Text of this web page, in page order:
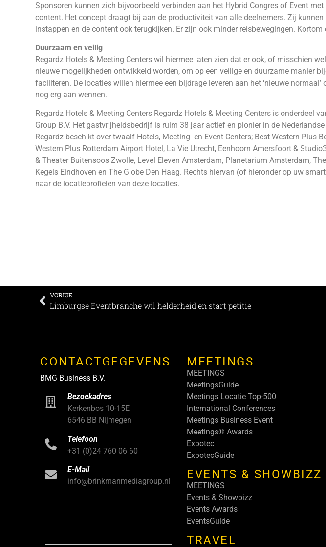
Sponsoren kunnen zich bijvoorbeeld verbinden aan het Hybrid Congres of Event
content. Het concept draagt bij aan de productiviteit van alle deelnemers. Zij
instappen en de content ook terugkijken. Er zijn ook minder reisbewegingen. Kortom
Duurzaam en veilig
Regardz Hotels & Meeting Centers wil hiermee laten zien dat er ook, of misschien
nieuwe mogelijkheden ontwikkeld worden, om op een veilige en duurzame manier
faciliteren. De locaties willen hiermee een bijdrage leveren aan het ‘nieuwe
nog erg aan wennen.
Regardz Hotels & Meeting Centers Regardz Hotels & Meeting Centers is onderdeel
Group B.V. Het gastvrijheidsbedrijf is ruim 38 jaar actief en pionier in de
Regardz beschikt over twaalf Hotels, Meeting- en Event Centers; Best Western Plus
Western Plus Rotterdam Airport Hotel, La Vie Utrecht, Eenhoorn Amersfoort &
& Theater Buitensoos Zwolle, Level Eleven Amsterdam, Planetarium Amsterdam,
Kegels Eindhoven en The Globe Den Haag. Rechts hiervan (of hieronder op uw
naar de locatieprofielen van deze locaties.
VORIGE
Limburgse Eventbranche wil helderheid en start petitie
CONTACTGEGEVENS
BMG Business B.V.
Bezoekadres
Kerkenbos 10-15E
6546 BB Nijmegen
Telefoon
+31 (0)24 760 06 60
E-Mail
info@brinkmanmediagroup.nl
MEETINGS
MEETINGS
MeetingsGuide
Meetings Locatie Top-500
International Conferences
Meetings Business Event
Meetings® Awards
Expotec
ExpotecGuide
EVENTS & SHOWBIZZ
MEETINGS
Events & Showbizz
Events Awards
EventsGuide
TRAVEL